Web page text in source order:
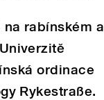
rabínském a
ordinace
Rykestraße.